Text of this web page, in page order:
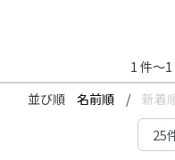
1 件～1
並び順 名前順 / 新着